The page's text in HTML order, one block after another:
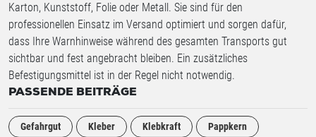
Karton, Kunststoff, Folie oder Metall. Sie sind für den
professionellen Einsatz im Versand optimiert und sorgen dafür,
dass Ihre Warnhinweise während des gesamten Transports gut
sichtbar und fest angebracht bleiben. Ein zusätzliches
Befestigungsmittel ist in der Regel nicht notwendig.
PASSENDE BEITRÄGE
Gefahrgut Kleber Klebkraft Pappkern